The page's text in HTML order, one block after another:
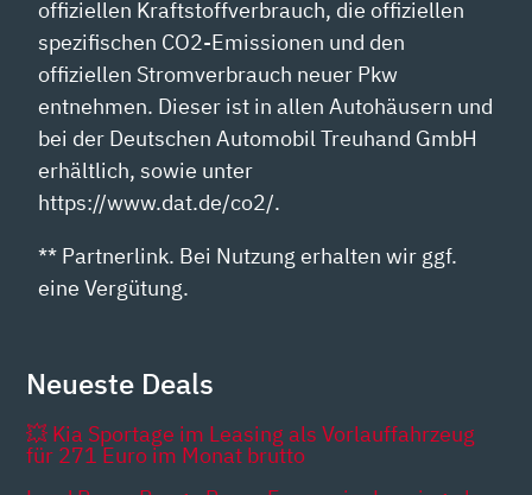
offiziellen Kraftstoffverbrauch, die offiziellen
spezifischen CO2-Emissionen und den
offiziellen Stromverbrauch neuer Pkw
entnehmen. Dieser ist in allen Autohäusern und
bei der Deutschen Automobil Treuhand GmbH
erhältlich, sowie unter
https://www.dat.de/co2/.
** Partnerlink. Bei Nutzung erhalten wir ggf.
eine Vergütung.
Neueste Deals
💥 Kia Sportage im Leasing als Vorlauffahrzeug
für 271 Euro im Monat brutto